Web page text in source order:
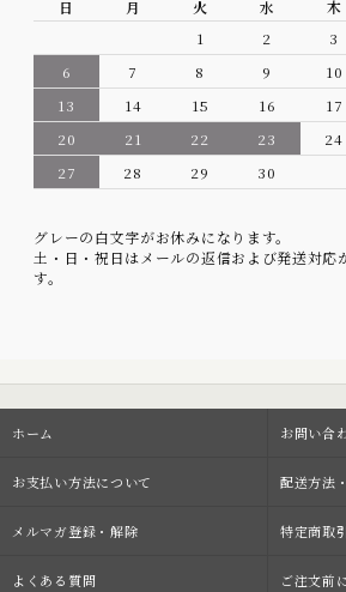
日
月 火 水 木
1
2 3
6
7 8 9 10
13
14 15 16 17
20
21 22 23 24
27
28 29 30
グレーの白文字がお休みになります。
土・日・祝日はメールの返信および発送対応
す。
ホーム お問い合
お支払い方法について 配送方法
メルマガ登録・解除 特定商取
よくある質問 ご注文前